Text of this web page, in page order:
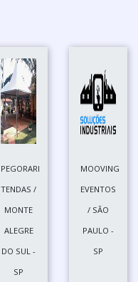
PEGORARI
TENDAS /
MONTE
ALEGRE
DO SUL -
SP
MOOVING
EVENTOS
/ SÃO
PAULO -
SP